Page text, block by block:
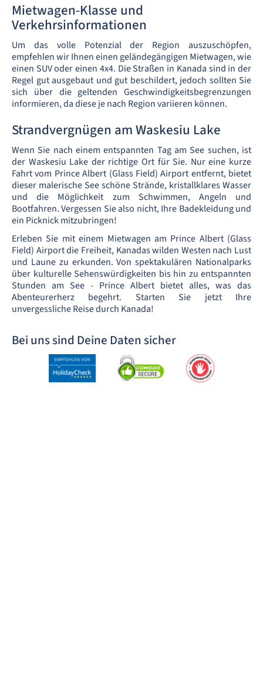
Mietwagen-Klasse und
Verkehrsinformationen
Um das volle Potenzial der Region auszuschöpfen,
empfehlen wir Ihnen einen geländegängigen Mietwagen, wie
einen SUV oder einen 4x4. Die Straßen in Kanada sind in der
Regel gut ausgebaut und gut beschildert, jedoch sollten Sie
sich über die geltenden Geschwindigkeitsbegrenzungen
informieren, da diese je nach Region variieren können.
Strandvergnügen am Waskesiu Lake
Wenn Sie nach einem entspannten Tag am See suchen, ist
der Waskesiu Lake der richtige Ort für Sie. Nur eine kurze
Fahrt vom Prince Albert (Glass Field) Airport entfernt, bietet
dieser malerische See schöne Strände, kristallklares Wasser
und die Möglichkeit zum Schwimmen, Angeln und
Bootfahren. Vergessen Sie also nicht, Ihre Badekleidung und
ein Picknick mitzubringen!
Erleben Sie mit einem Mietwagen am Prince Albert (Glass
Field) Airport die Freiheit, Kanadas wilden Westen nach Lust
und Laune zu erkunden. Von spektakulären Nationalparks
über kulturelle Sehenswürdigkeiten bis hin zu entspannten
Stunden am See - Prince Albert bietet alles, was das
Abenteurerherz begehrt. Starten Sie jetzt Ihre
unvergessliche Reise durch Kanada!
Bei uns sind Deine Daten sicher